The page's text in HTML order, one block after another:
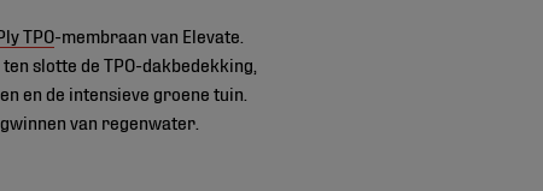
TPO-membraan van Elevate.
slotte de TPO-dakbedekking,
en de intensieve groene tuin.
van regenwater.